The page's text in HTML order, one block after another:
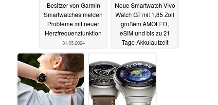
Besitzer von Garmin
Smartwatches melden
Probleme mit neuer
Herzfrequenzfunktion
31.05.2024
Neue Smartwatch Vivo
Watch GT mit 1,85 Zoll
großem AMOLED,
eSIM und bis zu 21
Tage Akkulaufzeit